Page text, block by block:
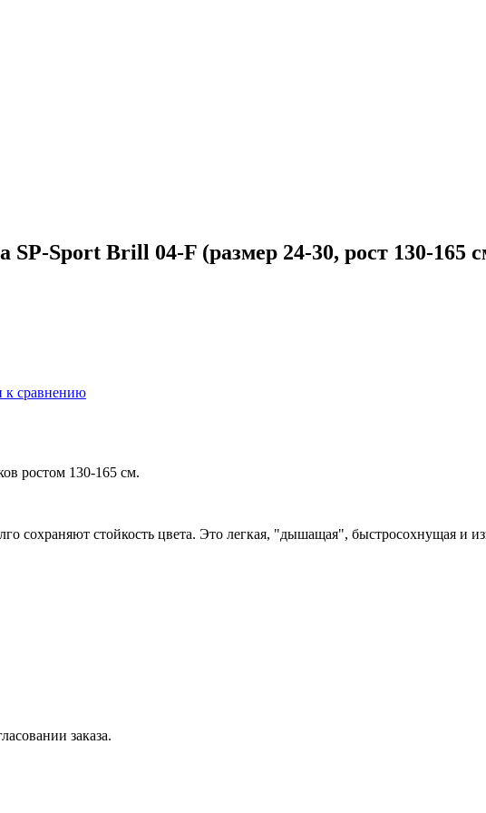
Sport Brill 04-F (размер 24-30, рост 130-165
к сравнению
ростом 130-165 см.
сохраняют стойкость цвета. Это легкая, "дышащая", быстросохнущая и
заказа.